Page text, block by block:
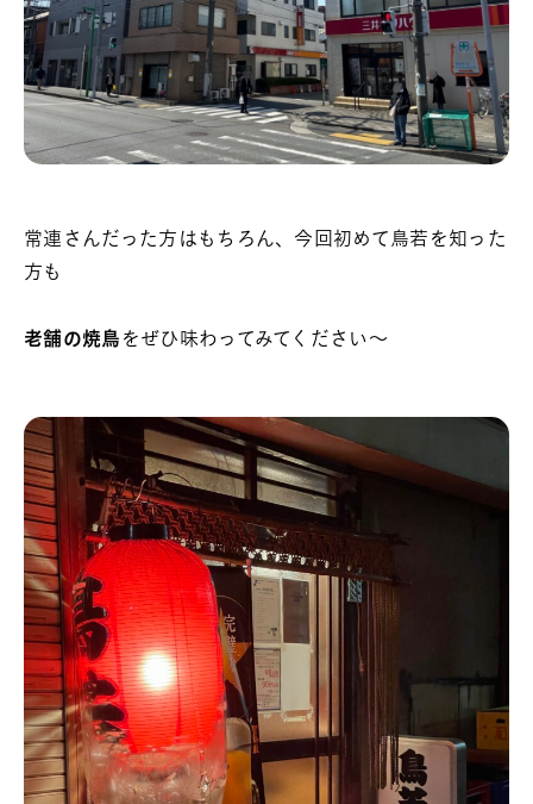
常連さんだった方はもちろん、今回初めて鳥若を知った
方も
老舗の焼鳥 をぜひ味わってみてください～